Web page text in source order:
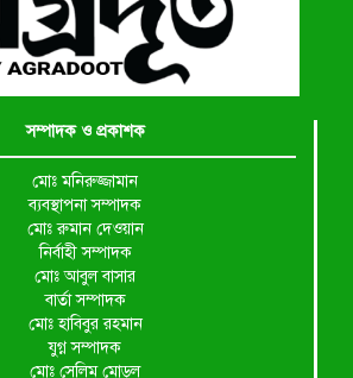
সম্পাদক ও প্রকাশক
মোঃ মনিরুজ্জামান
ব্যবস্থাপনা সম্পাদক
মোঃ রুমান দেওয়ান
নির্বাহী সম্পাদক
মোঃ আবুল বাসার
বার্তা সম্পাদক
মোঃ হাবিবুর রহমান
যুগ্ন সম্পাদক
মোঃ সেলিম মোড়ল